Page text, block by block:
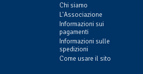
Chi siamo
L'Associazione
Informazioni sui
pagamenti
Informazioni sulle
spedizioni
Come usare il sito